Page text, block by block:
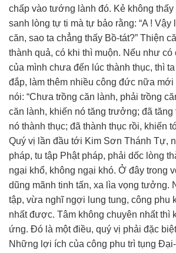
chấp vào tướng lành đó. Kẻ không
sanh lòng tự ti mà tự bảo rằng: “A ! Vậy
căn, sao ta chẳng thấy Bồ-tát?” Thiện
thành quả, có khi thì muộn. Nếu như có
của mình chưa đến lúc thành thục, thì
đắp, làm thêm nhiều công đức nữa
nói: “Chưa trồng căn lành, phải trồng
căn lành, khiến nó tăng trưởng; đã
nó thành thục; đã thành thục rồi, khiến
Quý vị lần đầu tới Kim Sơn Thánh Tự,
pháp, tu tập Phật pháp, phải dốc lòng
ngại khổ, không ngại khó. Ở đây trong
dũng mãnh tinh tấn, xa lìa vọng tưởng.
tập, vừa nghĩ ngợi lung tung, công phu
nhất được. Tâm không chuyên nhất thì
ứng. Ðó là một điều, quý vị phải đặc
Những lợi ích của công phu trì tụng